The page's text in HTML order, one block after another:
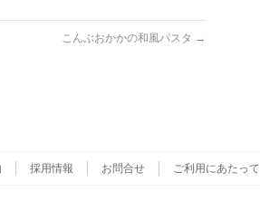
こんぶおかかの和風パスタ →
採用情報 お問合せ ご利用にあたって